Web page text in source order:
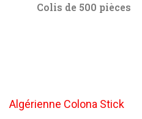
Colis de 500 pièces
Algérienne Colona Stick